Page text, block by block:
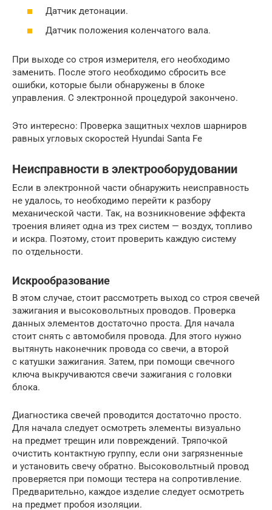
Датчик детонации.
Датчик положения коленчатого вала.
При выходе со строя измерителя, его необходимо
заменить. После этого необходимо сбросить все
ошибки, которые были обнаружены в блоке
управления. С электронной процедурой закончено.
Это интересно: Проверка защитных чехлов шарниров
равных угловых скоростей Hyundai Santa Fe
Неисправности в электрооборудовании
Если в электронной части обнаружить неисправность
не удалось, то необходимо перейти к разбору
механической части. Так, на возникновение эффекта
троения влияет одна из трех систем — воздух, топливо
и искра. Поэтому, стоит проверить каждую систему
по отдельности.
Искрообразование
В этом случае, стоит рассмотреть выход со строя свечей
зажигания и высоковольтных проводов. Проверка
данных элементов достаточно проста. Для начала
стоит снять с автомобиля провода. Для этого нужно
вытянуть наконечник провода со свечи, а второй
с катушки зажигания. Затем, при помощи свечного
ключа выкручиваются свечи зажигания с головки
блока.
Диагностика свечей проводится достаточно просто.
Для начала следует осмотреть элементы визуально
на предмет трещин или повреждений. Тряпочкой
очистить контактную группу, если они загрязненные
и установить свечу обратно. Высоковольтный провод
проверяется при помощи тестера на сопротивление.
Предварительно, каждое изделие следует осмотреть
на предмет пробоя изоляции.